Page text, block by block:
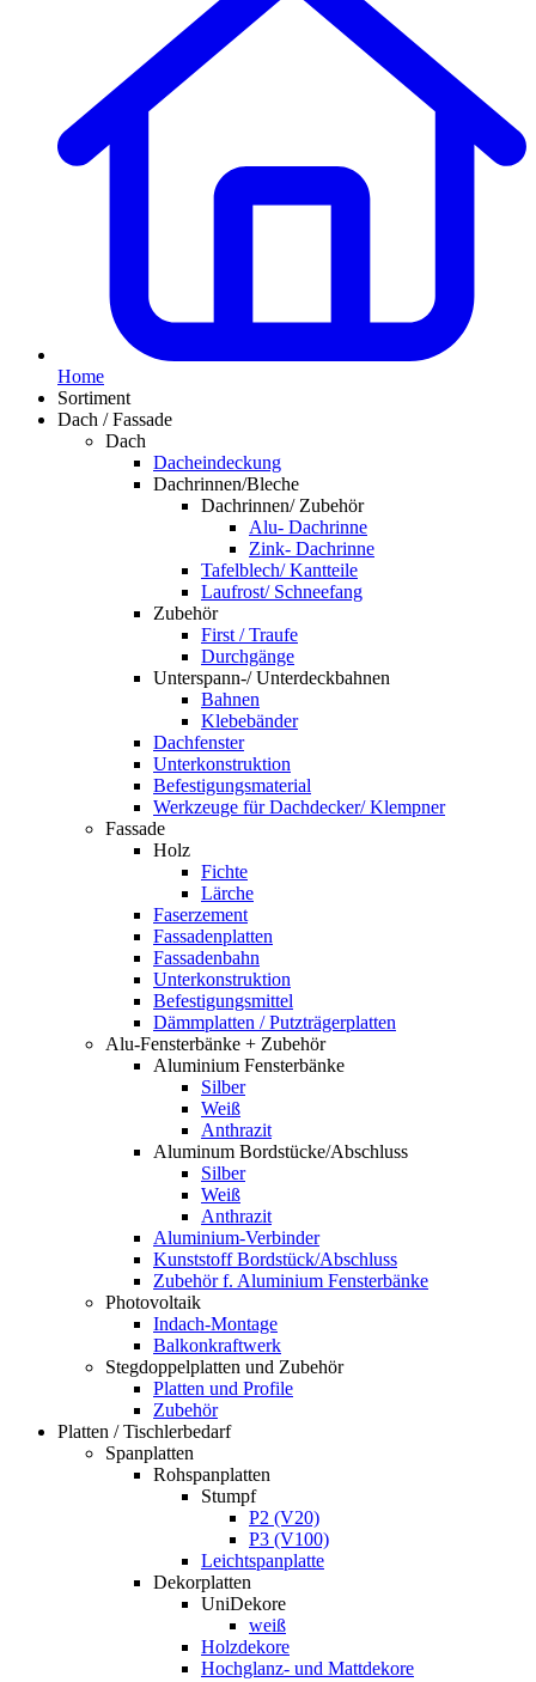
Home
Sortiment
Dach / Fassade
Dach
Dacheindeckung
Dachrinnen/Bleche
Dachrinnen/ Zubehör
Alu- Dachrinne
Zink- Dachrinne
Tafelblech/ Kantteile
Laufrost/ Schneefang
Zubehör
First / Traufe
Durchgänge
Unterspann-/ Unterdeckbahnen
Bahnen
Klebebänder
Dachfenster
Unterkonstruktion
Befestigungsmaterial
Werkzeuge für Dachdecker/ Klempner
Fassade
Holz
Fichte
Lärche
Faserzement
Fassadenplatten
Fassadenbahn
Unterkonstruktion
Befestigungsmittel
Dämmplatten / Putzträgerplatten
Alu-Fensterbänke + Zubehör
Aluminium Fensterbänke
Silber
Weiß
Anthrazit
Aluminum Bordstücke/Abschluss
Silber
Weiß
Anthrazit
Aluminium-Verbinder
Kunststoff Bordstück/Abschluss
Zubehör f. Aluminium Fensterbänke
Photovoltaik
Indach-Montage
Balkonkraftwerk
Stegdoppelplatten und Zubehör
Platten und Profile
Zubehör
Platten / Tischlerbedarf
Spanplatten
Rohspanplatten
Stumpf
P2 (V20)
P3 (V100)
Leichtspanplatte
Dekorplatten
UniDekore
weiß
Holzdekore
Hochglanz- und Mattdekore